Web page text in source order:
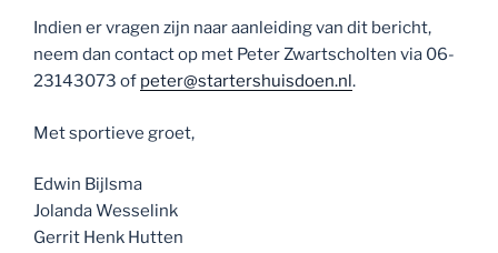
Indien er vragen zijn naar aanleiding van dit bericht,
neem dan contact op met Peter Zwartscholten via 06-
23143073 of peter@startershuisdoen.nl.
Met sportieve groet,
Edwin Bijlsma
Jolanda Wesselink
Gerrit Henk Hutten